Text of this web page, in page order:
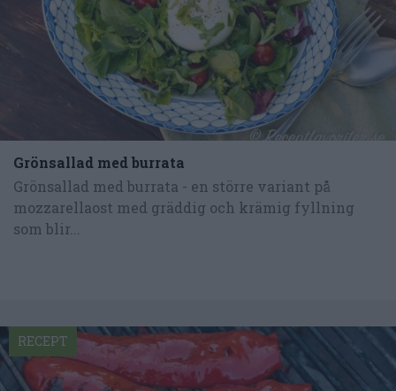
Grönsallad med burrata
Grönsallad med burrata - en större variant på
mozzarellaost med gräddig och krämig fyllning
som blir...
RECEPT